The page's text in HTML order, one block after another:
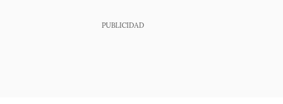
PUBLICIDAD